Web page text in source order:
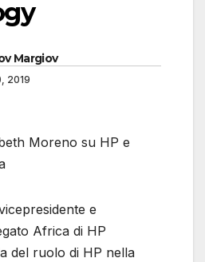
Margiov
2019
Moreno su HP e
e
Africa di HP
del ruolo di HP nella